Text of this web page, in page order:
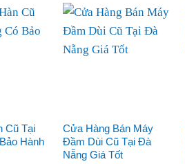
Cũ Tại
Hành
Cửa Hàng Bán Máy
Đầm Dùi Cũ Tại Đà
Nẵng Giá Tốt